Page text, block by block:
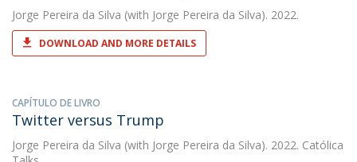
Jorge Pereira da Silva (with Jorge Pereira da Silva). 2022.
DOWNLOAD AND MORE DETAILS
CAPÍTULO DE LIVRO
Twitter versus Trump
Jorge Pereira da Silva (with Jorge Pereira da Silva). 2022. Católica